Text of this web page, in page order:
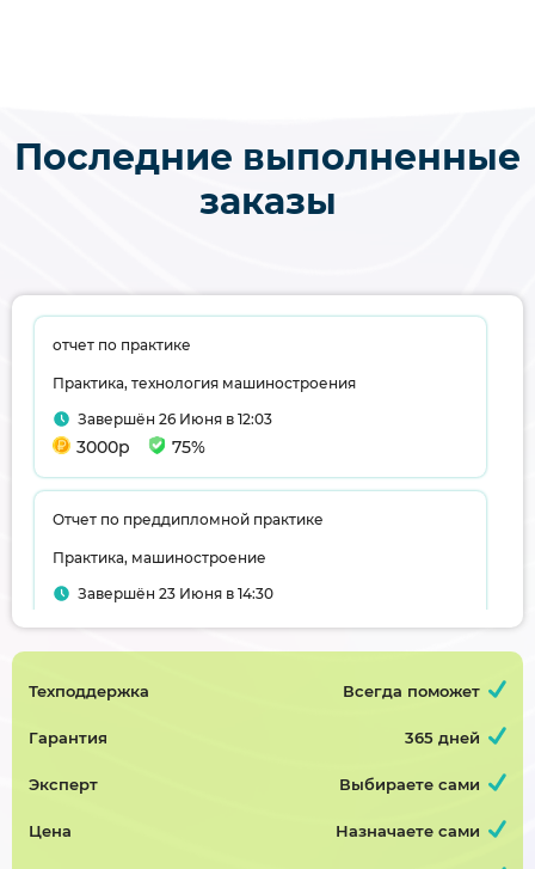
Последние выполненные
заказы
отчет по практике
Практика, технология машиностроения
Завершён 26 Июня в 12:03
3000р 75%
Отчет по преддипломной практике
Практика, машиностроение
Завершён 23 Июня в 14:30
Отчет по Вожатской практики
Практика, педагогика
1100р
Техподдержка Всегда поможет
Гарантия 365 дней
Эксперт Выбираете сами
Цена Назначаете сами